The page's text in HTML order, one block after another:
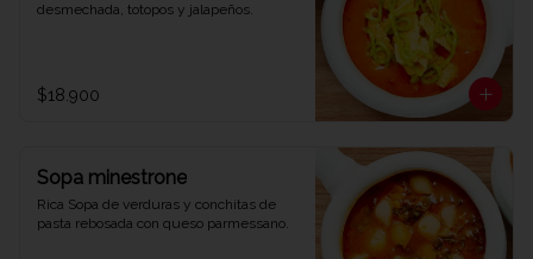
desmechada, totopos y jalapeños.
$18.900
Sopa minestrone
Rica Sopa de verduras y conchitas de
pasta rebosada con queso parmessano.